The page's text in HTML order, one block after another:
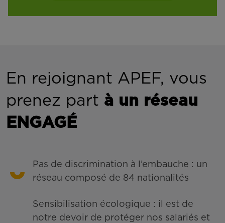
En rejoignant APEF, vous
prenez part à un réseau
ENGAGÉ
Pas de discrimination à l’embauche : un
réseau composé de 84 nationalités
Sensibilisation écologique : il est de
notre devoir de protéger nos salariés et